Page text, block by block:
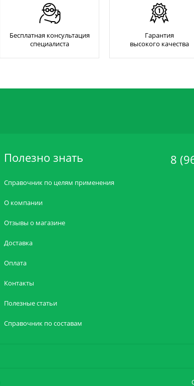
Бесплатная консультация
специалиста
Гарантия
высокого качества
Полезно знать
Справочник по целям применения
О компании
Отзывы о магазине
Доставка
Оплата
Контакты
Полезные статьи
Справочник по составам
8